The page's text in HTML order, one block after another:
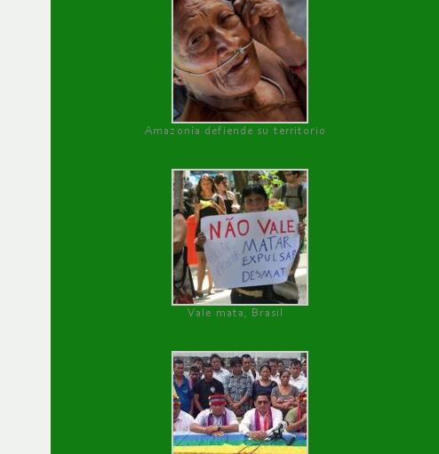
Amazonía defiende su territorio
Vale mata, Brasil